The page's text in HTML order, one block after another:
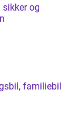
familiebil